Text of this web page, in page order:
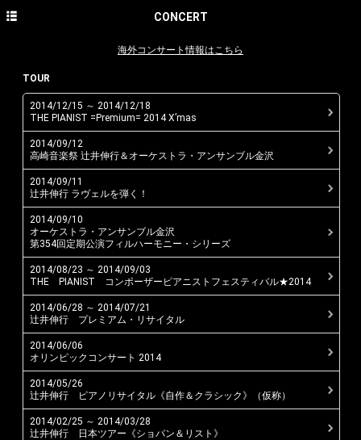
CONCERT
海外コンサート情報はこちら
TOUR
2014/12/15 ～ 2014/12/18
THE PIANIST =Premium= 2014 X’mas
2014/09/12
高崎音楽祭 辻井伸行＆オーケストラ・アンサンブル金沢
2014/09/11
辻井伸行 ラヴェルを弾く！
2014/09/10
オーケストラ・アンサンブル金沢
第354回定期公演フィルハーモニー・シリーズ
2014/08/23 ～ 2014/09/03
THE PIANIST コンポーザーピアニストフェスティバル★2014
2014/06/28 ～ 2014/07/21
辻井伸行 プレミアム・リサイタル
2014/06/06
オリンピックコンサート 2014
2014/05/26
辻井伸行 ピアノリサイタル《自作＆クラシック》（仮称）
2014/02/25 ～ 2014/03/28
辻井伸行 日本ツアー《ショパン＆リスト》
CONCERT
DISCOGRAPHY
PROFILE
PHOTO GALLERY
CONTACT
English site
avex classics official site
avex classics facebook
avex classics twitter
avex classics YouTube
Instagram